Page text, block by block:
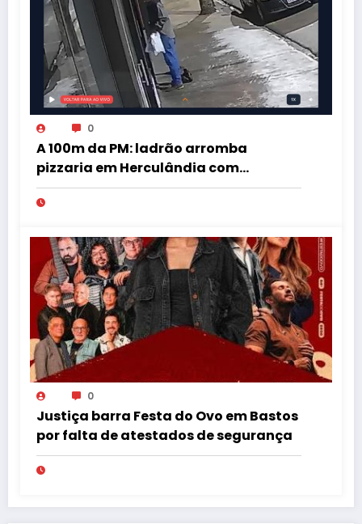
0
A 100m da PM: ladrão arromba
pizzaria em Herculândia com
patinete furtado
0
Justiça barra Festa do Ovo em Bastos
por falta de atestados de segurança